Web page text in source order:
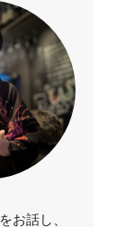
お話し、